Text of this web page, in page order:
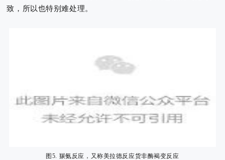
致，所以也特别难处理。
图5. 羰氨反应，又称美拉德反应货非酶褐变反应